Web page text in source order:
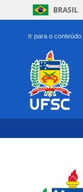
BRASIL
Ir para o conteúdo